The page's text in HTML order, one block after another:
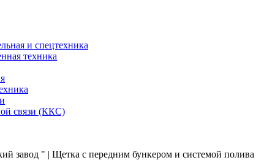
и спецтехника
техника
связи (ККС)
завод " | Щетка с передним бункером и системой полива